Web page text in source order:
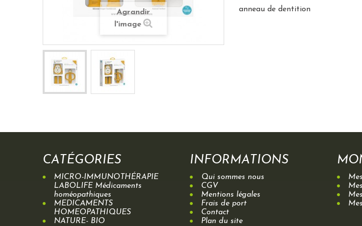
Agrandir
l'image
anneau de dentition
CATÉGORIES
MICRO-IMMUNOTHÉRAPIE
LABOLIFE Médicaments
homéopathiques
MEDICAMENTS
HOMEOPATHIQUES
NATURE- BIO
INFORMATIONS
Qui sommes nous
CGV
Mentions légales
Frais de port
Contact
Plan du site